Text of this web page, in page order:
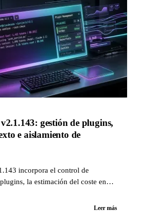
gestión de plugins,
e aislamiento de
incorpora el control de
la estimación del coste en
plano. En paralelo, Kling AILeer más